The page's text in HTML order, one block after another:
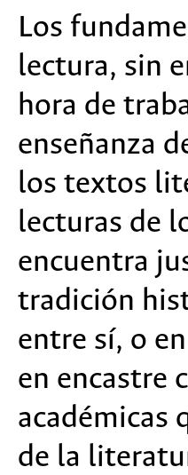
Los
lectura, sin
hora de
enseñanza
los textos
lecturas de
encuentra
tradición
entre sí, o
en encastre
académicas
de la